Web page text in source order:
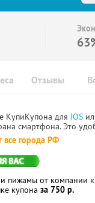
Отзывы
КупиКупона для IOS
смартфона. Это
все города РФ
пижамы от компании
купона за 750 р.